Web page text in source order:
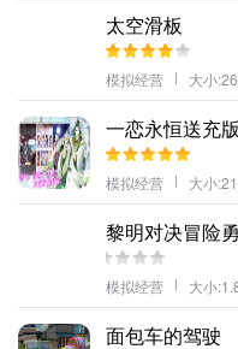
模拟狼生介绍
更多好玩的手游，请持续关注
太空滑板
模拟经营 大小
一恋永恒送充版
模拟经营 大小
黎明对决冒险
模拟经营 大小
面包车的驾驶